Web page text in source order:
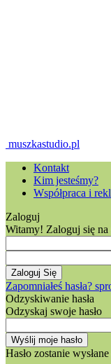
muszkastudio.pl
Kontakt
Kim jesteśmy?
Współpraca i
Zaloguj
Witamy! Zaloguj się
Zapomniałeś hasła?
Odzyskiwanie hasła
Odzyskaj swoje hasło
Hasło zostanie